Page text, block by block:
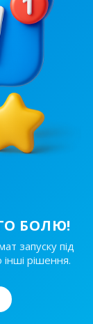
міста
БОЛЮ!
запуску під
рішення.